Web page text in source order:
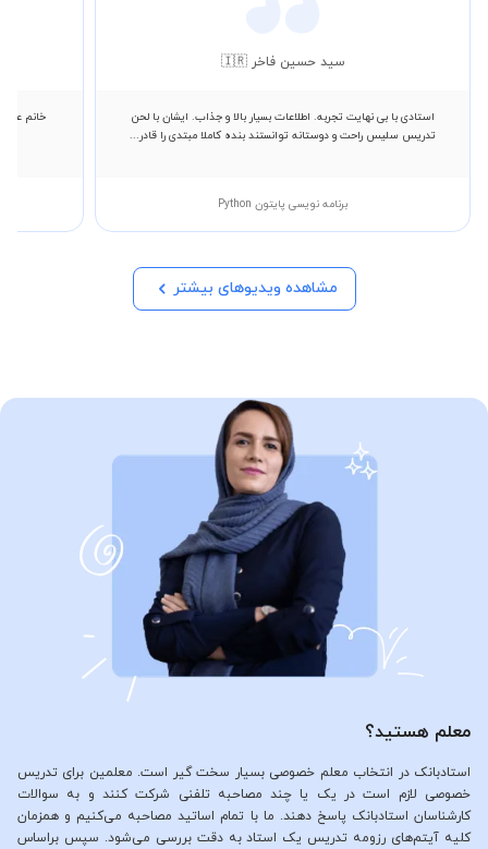
سید حسین فاخر 🇮🇷
استادی با بی نهایت تجربه. اطلاعات بسیار بالا و جذاب. ایشان با لحن
تدریس سلیس راحت و دوستانه توانستند بنده کاملا مبتدی را قادر...
برنامه نویسی پایتون Python
خانم
مشاهده ویدیوهای بیشتر
معلم هستید؟
استادبانک در انتخاب معلم خصوصی بسیار سخت گیر است. معلمین برای تدریس
خصوصی لازم است در یک یا چند مصاحبه تلفنی شرکت کنند و به سوالات
کارشناسان استادبانک پاسخ دهند. ما با تمام اساتید مصاحبه می‌کنیم و همزمان
کلیه آیتم‌های رزومه تدریس یک استاد به دقت بررسی می‌شود. سپس براساس